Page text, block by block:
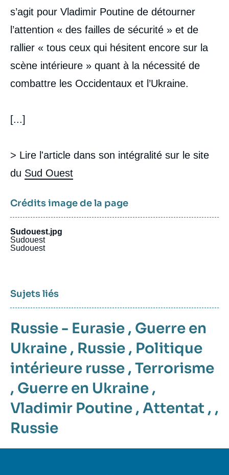
s’agit pour Vladimir Poutine de détourner
l’attention « des failles de sécurité » et de
rallier « tous ceux qui hésitent encore sur la
scène intérieure » quant à la nécessité de
combattre les Occidentaux et l’Ukraine.
[...]
> Lire l'article dans son intégralité sur le site
du Sud Ouest
Crédits image de la page
Sudouest.jpg
Sudouest
Sudouest
Sujets liés
Russie - Eurasie , Guerre en
Ukraine , Russie , Politique
intérieure russe , Terrorisme
, Guerre en Ukraine ,
Vladimir Poutine , Attentat , ,
Russie